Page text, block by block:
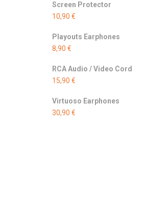
Screen Protector
10,90 €
Playouts Earphones
8,90 €
RCA Audio / Video Cord
15,90 €
Virtuoso Earphones
30,90 €